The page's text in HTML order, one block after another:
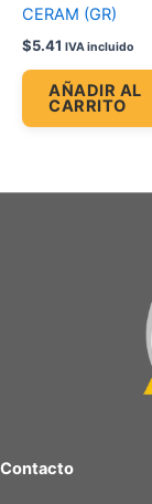
CERAM (GR)
$5.41 IVA incluido
AÑADIR AL
CARRITO
Contacto